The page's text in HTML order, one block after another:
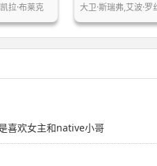
拉·布莱克 大卫·斯瑞弗,艾波·
喜欢女主和native小哥